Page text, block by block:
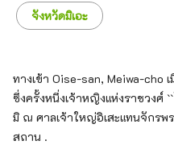
จังหวัดมิเอะ
ทางเข้า Oise-san, Meiwa-cho
ซึ่งครั้งหนึ่งเจ้าหญิงแห่งราชวงศ์
มิ ณ ศาลเจ้าใหญ่อิเสะแทนจักรพ
สถาน .